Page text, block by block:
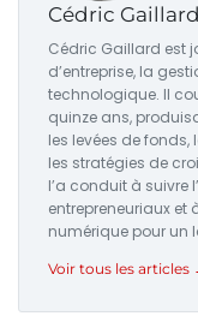
Cédric Gaillard
Cédric Gaillard est
d’entreprise, la
technologique. Il
quinze ans,
les levées de
les stratégies de
l’a conduit à suivre
entrepreneuriaux et
numérique pour un
Voir tous les articles